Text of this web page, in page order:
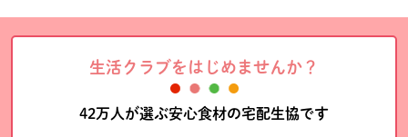
生活クラブをはじめませんか？
42万人が選ぶ安心食材の宅配生協です